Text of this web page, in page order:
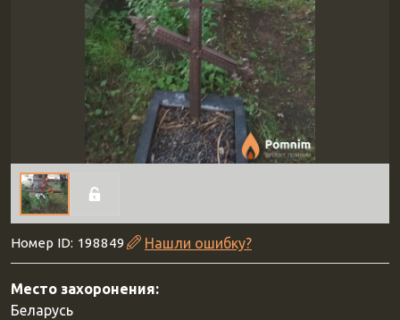
Номер ID: 198849 Нашли ошибку?
Место захоронения:
Беларусь